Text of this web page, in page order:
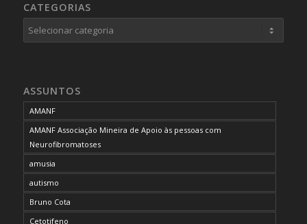
CATEGORIAS
Categorias
ASSUNTOS
AMANF
AMANF Associação Mineira de Apoio às pessoas com
Neurofibromatoses
amusia
autismo
Bruno Cota
Cetotifeno